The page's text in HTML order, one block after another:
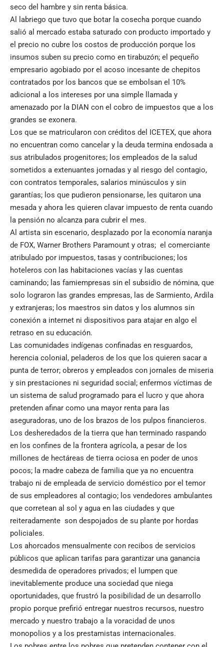
seco del hambre y sin renta básica.
Al labriego que tuvo que botar la cosecha porque cuando
salió al mercado estaba saturado con producto importado y
el precio no cubre los costos de producción porque los
insumos suben su precio como en tirabuzón; el pequeño
empresario agobiado por el acoso incesante de chepitos
contratados por los bancos que se embolsan el 10%
adicional a los intereses por una simple llamada y
amenazado por la DIAN con el cobro de impuestos que a los
grandes se exonera.
Los que se matricularon con créditos del ICETEX, que ahora
no encuentran como cancelar y la deuda termina endosada a
sus atribulados progenitores; los empleados de la salud
sometidos a extenuantes jornadas y al riesgo del contagio,
con contratos temporales, salarios minúsculos y sin
garantías; los que pudieron pensionarse, les quitaron una
mesada y ahora les quieren clavar impuesto de renta cuando
la pensión no alcanza para cubrir el mes.
Al artista sin escenario, desplazado por la economía naranja
de FOX, Warner Brothers Paramount y otras; el comerciante
atribulado por impuestos, tasas y contribuciones; los
hoteleros con las habitaciones vacías y las cuentas
caminando; las famiempresas sin el subsidio de nómina, que
solo lograron las grandes empresas, las de Sarmiento, Ardila
y extranjeras; los maestros sin datos y los alumnos sin
conexión a internet ni dispositivos para atajar en algo el
retraso en su educación.
Las comunidades indígenas confinadas en resguardos,
herencia colonial, peladeros de los que los quieren sacar a
punta de terror; obreros y empleados con jornales de miseria
y sin prestaciones ni seguridad social; enfermos víctimas de
un sistema de salud programado para el lucro y que ahora
pretenden afinar como una mayor renta para las
aseguradoras, uno de los brazos de los pulpos financieros.
Los desheredados de la tierra que han terminado raspando
en los confines de la frontera agrícola, a pesar de los
millones de hectáreas de tierra ociosa en poder de unos
pocos; la madre cabeza de familia que ya no encuentra
trabajo ni de empleada de servicio doméstico por el temor
de sus empleadores al contagio; los vendedores ambulantes
que corretean al sol y agua en las ciudades y que
reiteradamente son despojados de su plante por hordas
policiales.
Los ahorcados mensualmente con recibos de servicios
públicos que aplican tarifas para garantizar una ganancia
desmedida de operadores privados; el lumpen que
inevitablemente produce una sociedad que niega
oportunidades, que frustró la posibilidad de un desarrollo
propio porque prefirió entregar nuestros recursos, nuestro
mercado y nuestro trabajo a la voracidad de unos
monopolios y a los prestamistas internacionales.